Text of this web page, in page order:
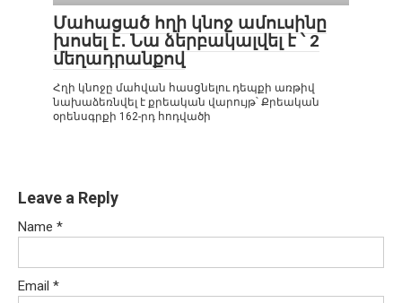
Մահացած հղի կնոջ ամուսինը
խոսել է․ Նա ձերբակալվել է ՝ 2
մեղադրանքով
Հղի կնոջը մահվան հասցնելու դեպքի առթիվ
նախաձեռնվել է քրեական վարույթ՝ Քրեական
օրենսգրքի 162-րդ հոդվածի
Leave a Reply
Name *
Email *